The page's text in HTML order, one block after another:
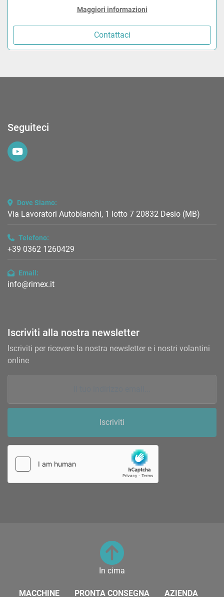
Maggiori informazioni
Contattaci
Seguiteci
youtube
Dove Siamo:
Via Lavoratori Autobianchi, 1 lotto 7 20832 Desio (MB)
Telefono:
+39 0362 1260429
Email:
info@rimex.it
Iscriviti alla nostra newsletter
Iscriviti per ricevere la nostra newsletter e i nostri volantini
online
Iscriviti
MACCHINE PRONTA CONSEGNA AZIENDA
In cima